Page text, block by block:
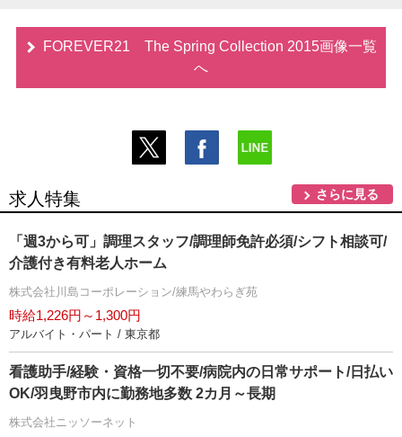
FOREVER21 The Spring Collection 2015画像一覧
へ
求人特集 さらに見る
「週3から可」調理スタッフ/調理師免許必須/シフト相談可/
介護付き有料老人ホーム
株式会社川島コーポレーション/練馬やわらぎ苑
時給1,226円～1,300円
アルバイト・パート / 東京都
看護助手/経験・資格一切不要/病院内の日常サポート/日払い
OK/羽曳野市内に勤務地多数 2カ月～長期
株式会社ニッソーネット